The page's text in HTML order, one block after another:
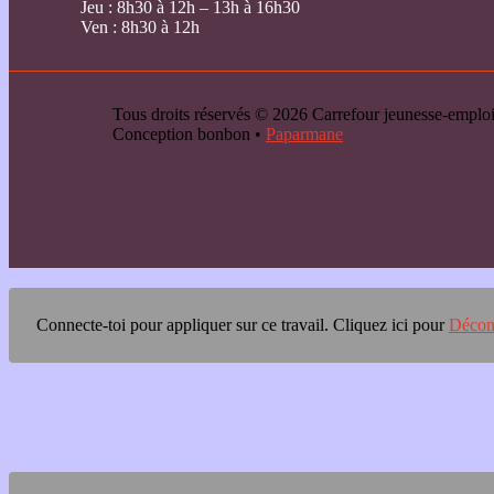
Jeu : 8h30 à 12h – 13h à 16h30
Ven : 8h30 à 12h
Tous droits réservés © 2026 Carrefour jeunesse-
Conception bonbon • Paparmane
Connecte-toi pour appliquer sur ce travail. Cliquez ici pour